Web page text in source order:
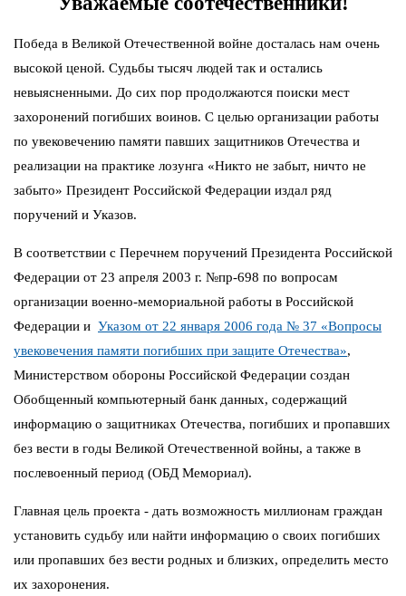
Победа в Великой Отечественной войне досталась нам очень
высокой ценой. Судьбы тысяч людей так и остались
невыясненными. До сих пор продолжаются поиски мест
захоронений погибших воинов. С целью организации работы
по увековечению памяти павших защитников Отечества и
реализации на практике лозунга «Никто не забыт, ничто не
забыто» Президент Российской Федерации издал ряд
поручений и Указов.
В соответствии с Перечнем поручений Президента Российской
Федерации от 23 апреля 2003 г. №пр-698 по вопросам
организации военно-мемориальной работы в Российской
Федерации и Указом от 22 января 2006 года № 37 «Вопросы
увековечения памяти погибших при защите Отечества»,
Министерством обороны Российской Федерации создан
Обобщенный компьютерный банк данных, содержащий
информацию о защитниках Отечества, погибших и пропавших
без вести в годы Великой Отечественной войны, а также в
послевоенный период (ОБД Мемориал).
Главная цель проекта - дать возможность миллионам граждан
установить судьбу или найти информацию о своих погибших
или пропавших без вести родных и близких, определить место
их захоронения.